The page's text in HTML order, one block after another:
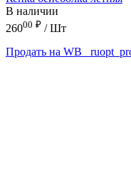
В наличии
26000 ₽ / Шт
Продать на WB